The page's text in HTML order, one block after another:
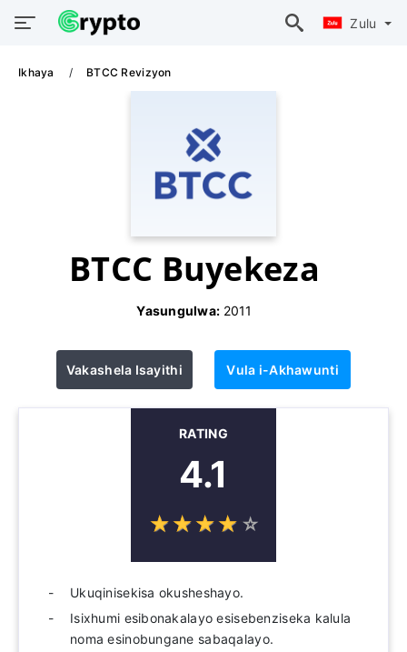
Zulu
Ikhaya BTCC Revizyon
BTCC Buyekeza
Yasungulwa: 2011
Vakashela Isayithi Vula i-Akhawunti
RATING
4.1
☆☆☆☆ ☆
★★★★ ★
Ukuqinisekisa okusheshayo.
Isixhumi esibonakalayo esisebenziseka kalula
noma esinobungane sabaqalayo.